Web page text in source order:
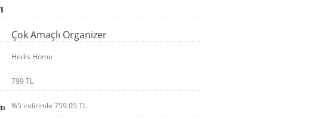
Çok Amaçlı Organizer
Hedis Home
799 TL
%5 indirimle 759.05 TL